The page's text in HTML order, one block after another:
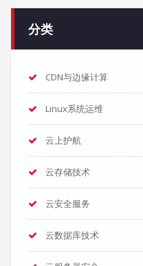
分类
CDN与边缘计算
Linux系统运维
云上护航
云存储技术
云安全服务
云数据库技术